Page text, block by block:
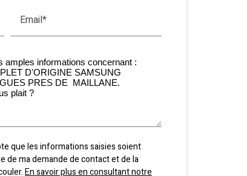
Email*
que les informations saisies soient
de ma demande de contact et de la
En savoir plus en consultant notre